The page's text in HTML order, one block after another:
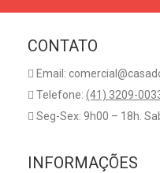
CONTATO
Email:
Telefone: (41) 3209-
Seg-Sex: 9h00 – 18h.
INFORMAÇÕES